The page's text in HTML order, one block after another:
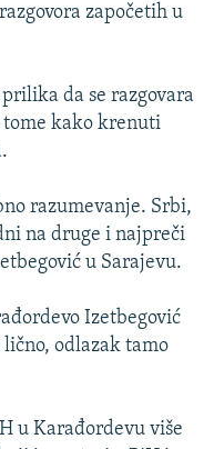
započetih u
da se razgovara
tome kako krenuti
razumevanje. Srbi,
na druge i najpreči
u Sarajevu.
Izetbegović
odlazak tamo
u Karađordevu više